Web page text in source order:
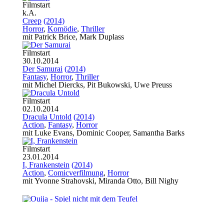
Filmstart
k.A.
Creep (2014)
Horror, Komödie, Thriller
mit Patrick Brice, Mark Duplass
Filmstart
30.10.2014
Der Samurai (2014)
Fantasy, Horror, Thriller
mit Michel Diercks, Pit Bukowski, Uwe Preuss
Filmstart
02.10.2014
Dracula Untold (2014)
Action, Fantasy, Horror
mit Luke Evans, Dominic Cooper, Samantha Barks
Filmstart
23.01.2014
I, Frankenstein (2014)
Action, Comicverfilmung, Horror
mit Yvonne Strahovski, Miranda Otto, Bill Nighy